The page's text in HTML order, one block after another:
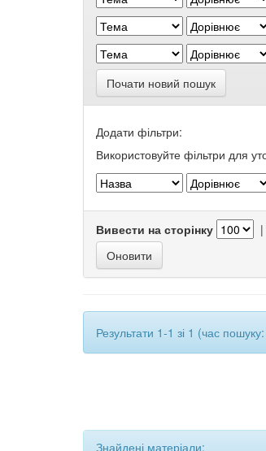
Почати новий пошук
Додати фільтри:
Використовуйте фільтри для
Вивести на сторінку |
Результати 1-1 зі 1 (час
Знайдені матеріали: